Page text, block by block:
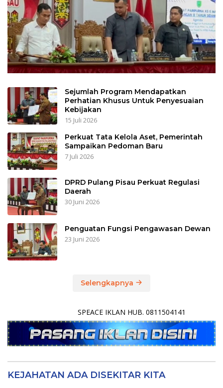
Sejumlah Program Mendapatkan
Perhatian Khusus Untuk Penyesuaian
Kebijakan
15 Juli 2026
Perkuat Tata Kelola Aset, Pemerintah
Sampaikan Pedoman Baru
7 Juli 2026
DPRD Pulang Pisau Perkuat Regulasi
Daerah
30 Juni 2026
Penguatan Fungsi Pengawasan Dewan
23 Juni 2026
Selengkapnya
SPEACE IKLAN HUB. 0811504141
KEJAHATAN ADA DISEKITAR KITA